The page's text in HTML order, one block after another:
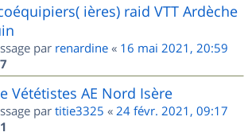
ières) raid VTT Ardèche
par renardine « 16 mai 2021, 20:59
7
Vététistes AE Nord Isère
par titie3325 « 24 févr. 2021, 09:17
1